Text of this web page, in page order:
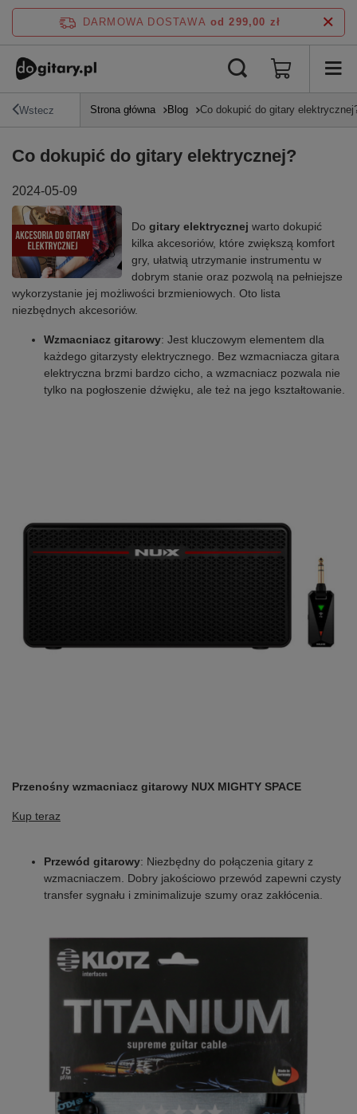
DARMOWA DOSTAWA od 299,00 zł
Wstecz Strona główna Blog Co dokupić do gitary
Co dokupić do gitary elektrycznej?
2024-05-09
Do gitary elektrycznej warto dokupić
kilka akcesoriów, które zwiększą komfort
gry, ułatwią utrzymanie instrumentu w
dobrym stanie oraz pozwolą na pełniejsze
wykorzystanie jej możliwości brzmieniowych. Oto lista
niezbędnych akcesoriów.
Wzmacniacz gitarowy: Jest kluczowym elementem dla
każdego gitarzysty elektrycznego. Bez wzmacniacza gitara
elektryczna brzmi bardzo cicho, a wzmacniacz pozwala nie
tylko na pogłoszenie dźwięku, ale też na jego kształtowanie.
Przenośny wzmacniacz gitarowy NUX MIGHTY SPACE
Kup teraz
Przewód gitarowy: Niezbędny do połączenia gitary z
wzmacniaczem. Dobry jakościowo przewód zapewni czysty
transfer sygnału i zminimalizuje szumy oraz zakłócenia.